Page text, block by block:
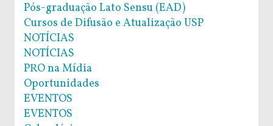
Pós-graduação Lato Sensu (EAD)
Cursos de Difusão e Atualização USP
NOTÍCIAS
NOTÍCIAS
PRO na Mídia
Oportunidades
EVENTOS
EVENTOS